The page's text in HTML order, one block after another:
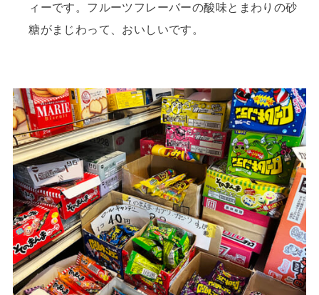
ィーです。フルーツフレーバーの酸味とまわりの砂
糖がまじわって、おいしいです。